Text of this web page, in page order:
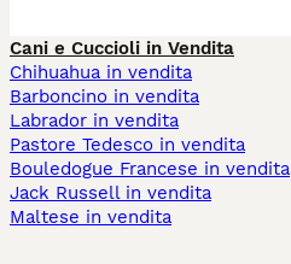
Cani e Cuccioli in Vendita
Chihuahua in vendita
Barboncino in vendita
Labrador in vendita
Pastore Tedesco in vendita
Bouledogue Francese in vendita
Jack Russell in vendita
Maltese in vendita